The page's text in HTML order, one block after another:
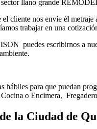
cliente nos envíe él
trabajar en una
puedes escribirnos a
hábiles para que puedan
o Encimera,
la Ciudad de